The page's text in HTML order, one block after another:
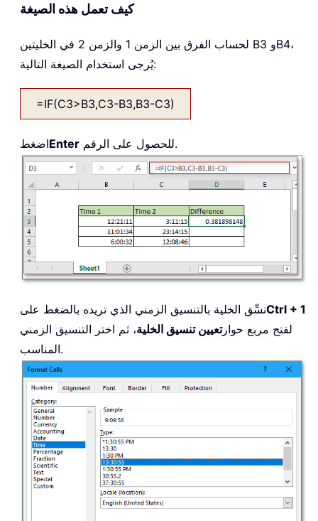
كيف تعمل هذه الصيغة
لحساب الفرق بين الزمن 1 والزمن 2 في الخليتين B3 وB4،
يُرجى استخدام الصيغة التالية:
=IF(C3>B3,C3-B3,B3-C3)
اضغطEnter للحصول على الرقم.
نسِّق الخلية بالتنسيق الزمني الذي تريده بالضغط علىCtrl + 1
لفتح مربع حوارتعيين تنسيق الخلية، ثم اختر التنسيق الزمني
المناسب.